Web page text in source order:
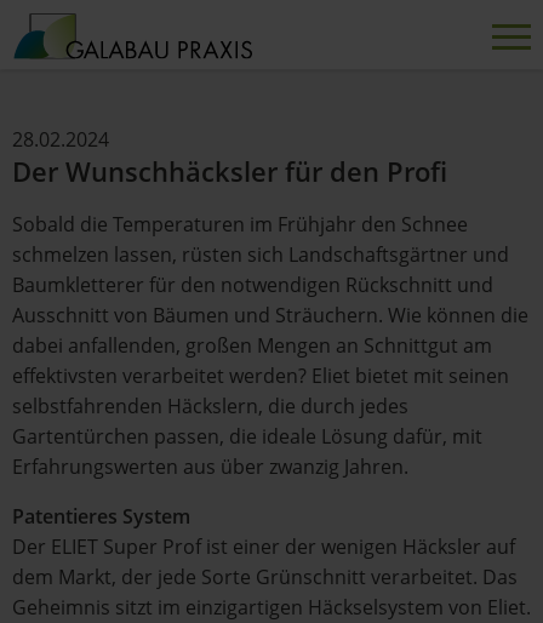
28.02.2024
Der Wunschhäcksler für den Profi
Sobald die Temperaturen im Frühjahr den Schnee
schmelzen lassen, rüsten sich Landschaftsgärtner und
Baumkletterer für den notwendigen Rückschnitt und
Ausschnitt von Bäumen und Sträuchern. Wie können die
dabei anfallenden, großen Mengen an Schnittgut am
effektivsten verarbeitet werden? Eliet bietet mit seinen
selbstfahrenden Häckslern, die durch jedes
Gartentürchen passen, die ideale Lösung dafür, mit
Erfahrungswerten aus über zwanzig Jahren.
Patentieres System
Der ELIET Super Prof ist einer der wenigen Häcksler auf
dem Markt, der jede Sorte Grünschnitt verarbeitet. Das
Geheimnis sitzt im einzigartigen Häckselsystem von Eliet.